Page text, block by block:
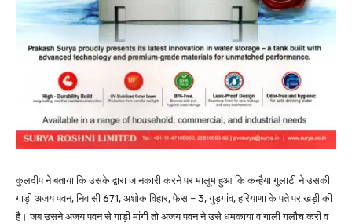
कुलदीप ने बताया कि उसके द्वारा जानकारी करने पर मालूम हुआ कि कन्हैया गुलाटी ने उसकी
गाड़ी अजय पवन, निवासी 671, अशोक विहार, फेस – 3, गुड़गांव, हरियाणा के पते पर खड़ी की
है। जब उसने अजय पवन से गाड़ी मांगी तो अजय पवन ने उसे धमकाया व गाली गलौच करी व